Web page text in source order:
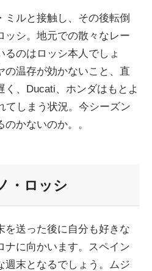
イ
ク
ニ
ス
ミルと接触し、その後転倒
ッシ。地元での散々なレー
るのはロッシ本人でしょ
の温存が効かないこと、直
、Ducati、ホンダはもとよ
てしまう状況。今シーズン
かないのか。。
・ロッシ
を送った後に自分も好きな
ナに向かいます。スペイン
週末となるでしょう。ムジ